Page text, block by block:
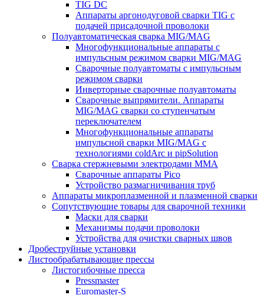
TIG DC
Аппараты аргонодуговой сварки TIG с
подачей присадочной проволоки
Полуавтоматическая сварка MIG/MAG
Многофункциональные аппараты с
импульсным режимом сварки MIG/MAG
Сварочные полуавтоматы с импульсным
режимом сварки
Инверторные сварочные полуавтоматы
Сварочные выпрямители. Аппараты
MIG/MAG сварки со ступенчатым
переключателем
Многофункциональные аппараты
импульсной сварки MIG/MAG с
технологиями coldArc и pipSolution
Сварка стержневыми электродами MMA
Сварочные аппараты Pico
Устройство размагничивания труб
Аппараты микроплазменной и плазменной сварки
Сопутствующие товары для сварочной техники
Маски для сварки
Механизмы подачи проволоки
Устройства для очистки сварных швов
Дробеструйные установки
Листообрабатывающие прессы
Листогибочные пресса
Pressmaster
Euromaster-S